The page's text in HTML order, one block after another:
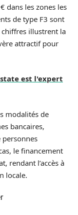
dans les zones les
de type F3 sont
chiffres illustrent la
attractif pour
est l'expert
modalités de
bancaires,
le financement
rendant l’accès à
locale.